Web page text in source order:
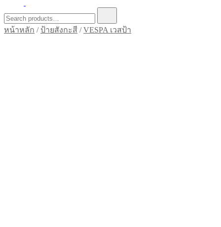
ป้ายสังกะสี สไตล์ลอฟท์ วินเทจ เรโทร | hugretro.com
ป้ายวินเทจ แต่งบ้าน ร้านกาแฟ ผับ โรงแรม ป้ายโค้ก เป็ปซี่เวสป้า
ฮาร์เล่ย์โฆษณาเก่าโบราณ มีราคาแบบสวยๆเพียบหรือสั่งทำโทร
O8664277II
for:
หน้าหลัก / ป้ายสังกะสี /VESPA เวสป้า